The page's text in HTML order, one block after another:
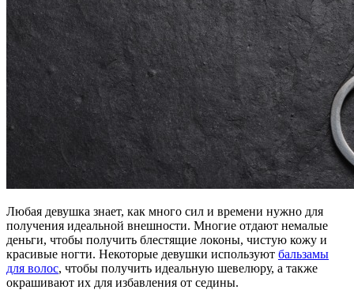
Любая девушка знает, как много сил и времени нужно для
получения идеальной внешности. Многие отдают немалые
деньги, чтобы получить блестящие локоны, чистую кожу и
красивые ногти. Некоторые девушки используют бальзамы
для волос, чтобы получить идеальную шевелюру, а также
окрашивают их для избавления от седины.